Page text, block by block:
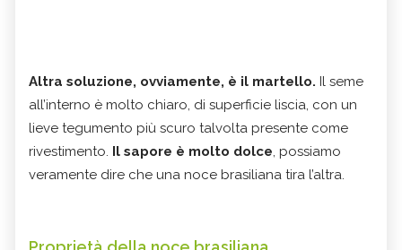
Altra soluzione, ovviamente, è il martello. Il seme
all’interno è molto chiaro, di superficie liscia, con un
lieve tegumento più scuro talvolta presente come
rivestimento. Il sapore è molto dolce, possiamo
veramente dire che una noce brasiliana tira l’altra.